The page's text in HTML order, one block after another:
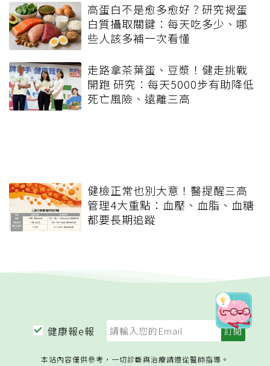
高蛋白不是愈多愈好？研究揭蛋
白質攝取關鍵：每天吃多少、哪
些人該多補一次看懂
走路拿茶葉蛋、豆漿！健走挑戰
開跑 研究：每天5000步有助降低
死亡風險、遠離三高
健檢正常也別大意！醫提醒三高
管理4大重點：血壓、血脂、血糖
都要長期追蹤
健康報e報
本站內容僅供參考，一切診斷與治療請遵從醫師指導。